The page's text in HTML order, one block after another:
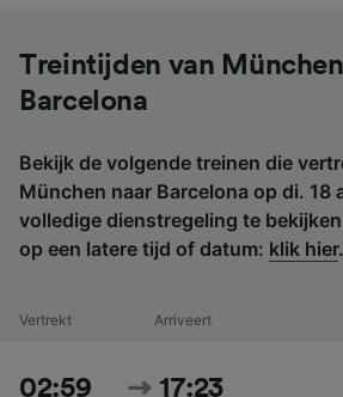
Treintijden van
Barcelona
Bekijk de volgende treinen die
München naar Barcelona op di. 18
volledige dienstregeling te
op een latere tijd of datum: klik hier.
Vertrekt Arriveert
02:59 17:23